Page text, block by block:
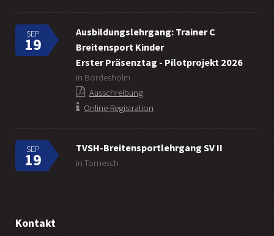
SEP
19
Ausbildungslehrgang: Trainer C
Breitensport Kinder
Erster Präsenztag - Pilotprojekt 2026
in Bordesholm
Ausschreibung
Online-Registration
SEP
19
TVSH-Breitensportlehrgang SV II
in Tornesch
Kontakt